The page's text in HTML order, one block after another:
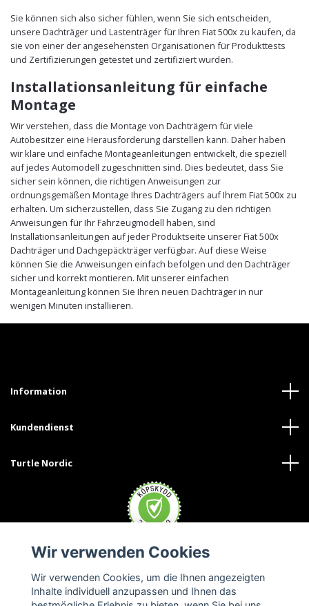
Sie können sich also sicher fühlen, wenn Sie sich entscheiden,
unsere Dachträger und Lastenträger für Ihren Fiat 500x zu kaufen, da
sie von einer der angesehensten Organisationen für Produkttests
und Zertifizierungen getestet und zertifiziert wurden.
Installationsanleitung für einfache
Montage
Wir verstehen, dass die Montage von Dachträgern für viele
Autobesitzer eine Herausforderung darstellen kann. Daher haben
wir klare und einfache Montageanleitungen entwickelt, die speziell
auf jedes Automodell zugeschnitten sind. Dies bedeutet, dass Sie
sicher sein können, die richtigen Anweisungen zur
ordnungsgemäßen Montage Ihres Dachträgers auf Ihrem Fiat 500x zu
erhalten. Um sicherzustellen, dass Sie Zugang zu den richtigen
Anweisungen für Ihr Fahrzeugmodell haben, sind
Installationsanleitungen auf jeder Produktseite unserer Fiat 500x
Dachträger und Dachgepäckträger verfügbar. Auf diese Weise
können Sie die Anweisungen einfach befolgen und den Dachträger
sicher und korrekt montieren. Mit unserer einfachen
Montageanleitung können Sie Ihren neuen Dachträger in nur
wenigen Minuten installieren.
Information
Kundendienst
Turtle Nordic
Wir verwenden Cookies
Wir verwenden Cookies, um die Ihnen angezeigten
Inhalte individuell anzupassen und Ihnen das